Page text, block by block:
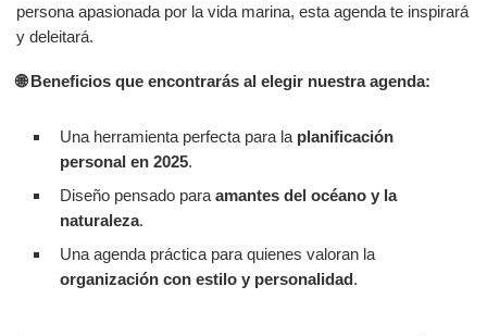
persona apasionada por la vida marina, esta agenda te inspirará
y deleitará.
🌐 Beneficios que encontrarás al elegir nuestra agenda:
Una herramienta perfecta para la planificación
personal en 2025.
Diseño pensado para amantes del océano y la
naturaleza.
Una agenda práctica para quienes valoran la
organización con estilo y personalidad.